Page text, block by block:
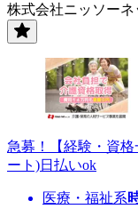
株式会社ニッソー
急募！【経験・資
ート)日払いok
医療・福祉系